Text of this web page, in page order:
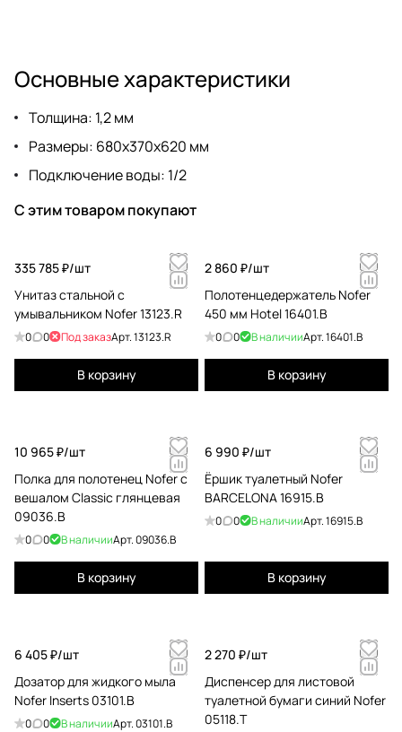
Основные характеристики
Толщина: 1,2 мм
Размеры: 680х370х620 мм
Подключение воды: 1/2
С этим товаром покупают
335 785 ₽/шт
Унитаз стальной с
умывальником Nofer 13123.R
0 0 Под заказАрт.13123.R
В корзину
2 860 ₽/шт
Полотенцедержатель Nofer
450 мм Hotel 16401.B
0 0 В наличииАрт.16401.B
В корзину
10 965 ₽/шт
Полка для полотенец Nofer с
вешалом Classic глянцевая
09036.B
0 0 В наличииАрт.09036.B
В корзину
6 990 ₽/шт
Ёршик туалетный Nofer
BARCELONA 16915.B
0 0 В наличииАрт.16915.B
В корзину
6 405 ₽/шт
Дозатор для жидкого мыла
Nofer Inserts 03101.B
0 0 В наличииАрт.03101.B
2 270 ₽/шт
Диспенсер для листовой
туалетной бумаги синий Nofer
05118.T